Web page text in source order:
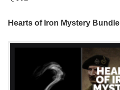
Hearts of Iron Mystery Bundle